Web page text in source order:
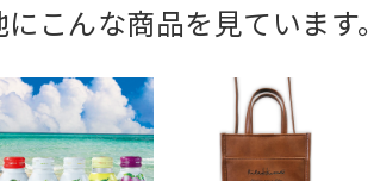
こんな商品を見ています。